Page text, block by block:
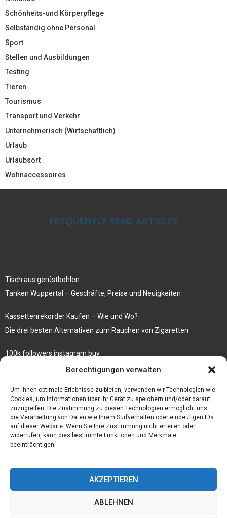
Berechtigungen verwalten
Um Ihnen optimale Erlebnisse zu bieten, verwenden wir Technologien wie
Cookies, um Informationen über Ihr Gerät zu speichern und/oder darauf
zuzugreifen. Die Zustimmung zu diesen Technologien ermöglicht uns
die Verarbeitung von Daten wie Ihrem Surfverhalten oder eindeutigen IDs
auf dieser Website. Wenn Sie Ihre Zustimmung nicht erteilen oder
widerrufen, kann dies bestimmte Funktionen und Merkmale
beeinträchtigen.
AKZEPTIEREN
ABLEHNEN
Schönheits-und Körperpflege
Selbständig ohne Personal
Sport
Stellen und Ausbildungen
Testing
Tieren
Tourismus
Transport und Verkehr
Unternehmerisch (Wirtschaftlich)
Urlaub
Urlaubsort
Wohnaccessoires
FREQUENTLY READ ARTICLES
Tisch aus gerüstbohlen
Tanken Wuppertal – Geschäfte, Preise und Neuigkeiten
Kassettenrekorder Kaufen – Wie und Wo?
Die drei besten Alternativen zum Rauchen von Zigaretten
100k followers instagram buy
Rezepte für gekochte Süßkartoffeln
Gönnen Sie sich bedruckte Fliesen mit einem eigenen Bild